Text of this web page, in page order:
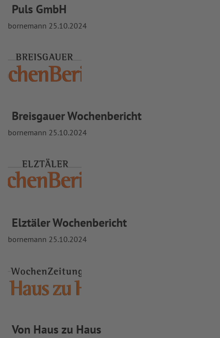
Puls GmbH
bornemann 25.10.2024
Breisgauer Wochenbericht
bornemann 25.10.2024
Elztäler Wochenbericht
bornemann 25.10.2024
Von Haus zu Haus